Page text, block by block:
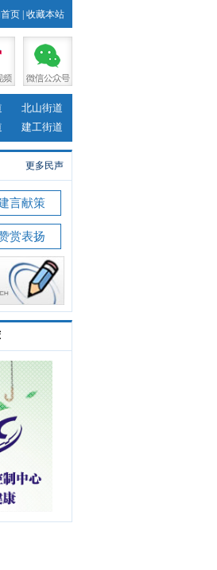
页 收藏本站
北山街道
建工街道
更多民声
言献策
赏表扬